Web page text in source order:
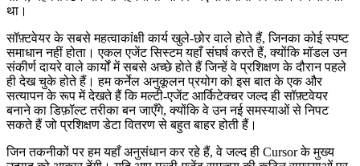
था।
सॉफ़्टवेयर के सबसे महत्वाकांक्षी कार्य खुले-छोर वाले होते हैं, जिनका कोई स्पष्ट
समाधान नहीं होता। एकल एजेंट सिस्टम यहाँ संघर्ष करते हैं, क्योंकि मॉडल उन
संकीर्ण दायरे वाले कार्यों में सबसे अच्छे होते हैं जिन्हें वे प्रशिक्षण के दौरान पहले
ही देख चुके होते हैं। हम कर्नेल अनुकूलन प्रयोग को इस बात के एक और
सत्यापन के रूप में देखते हैं कि मल्टी-एजेंट आर्किटेक्चर जल्द ही सॉफ़्टवेयर
बनाने का डिफ़ॉल्ट तरीका बन जाएँगे, क्योंकि वे उन नई समस्याओं से निपट
सकते हैं जो प्रशिक्षण डेटा वितरण से बहुत बाहर होती हैं।
जिन तकनीकों पर हम यहाँ अनुसंधान कर रहे हैं, वे जल्द ही Cursor के मुख्य